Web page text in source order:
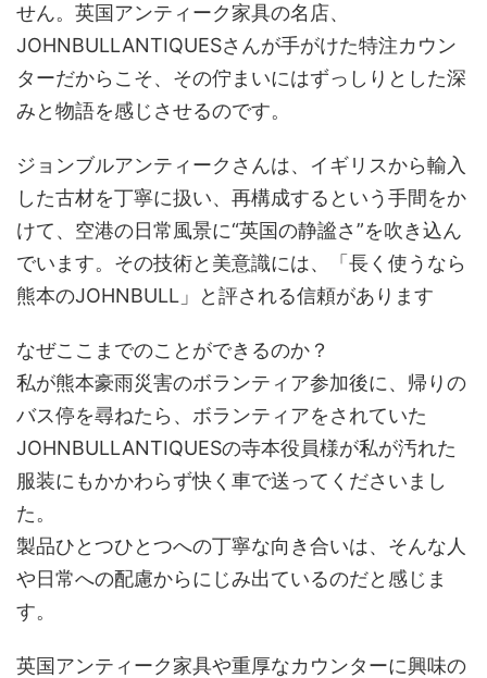
せん。英国アンティーク家具の名店、
JOHNBULLANTIQUESさんが手がけた特注カウン
ターだからこそ、その佇まいにはずっしりとした深
みと物語を感じさせるのです。
ジョンブルアンティークさんは、イギリスから輸入
した古材を丁寧に扱い、再構成するという手間をか
けて、空港の日常風景に“英国の静謐さ”を吹き込ん
でいます。その技術と美意識には、「長く使うなら
熊本のJOHNBULL」と評される信頼があります
なぜここまでのことができるのか？
私が熊本豪雨災害のボランティア参加後に、帰りの
バス停を尋ねたら、ボランティアをされていた
JOHNBULLANTIQUESの寺本役員様が私が汚れた
服装にもかかわらず快く車で送ってくださいまし
た。
製品ひとつひとつへの丁寧な向き合いは、そんな人
や日常への配慮からにじみ出ているのだと感じま
す。
英国アンティーク家具や重厚なカウンターに興味の